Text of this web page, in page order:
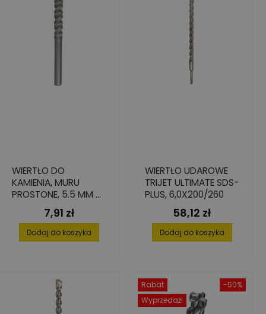
WIERTŁO DO
KAMIENIA, MURU
PROSTONE, 5.5 MM X
110 MM X 150 MM
Cena
7,91 zł
Dodaj do koszyka
WIERTŁO UDAROWE
TRIJET ULTIMATE SDS-
PLUS, 6,0X200/260
Cena
58,12 zł
Dodaj do koszyka
-50%
Rabat
Wyprzedaż!